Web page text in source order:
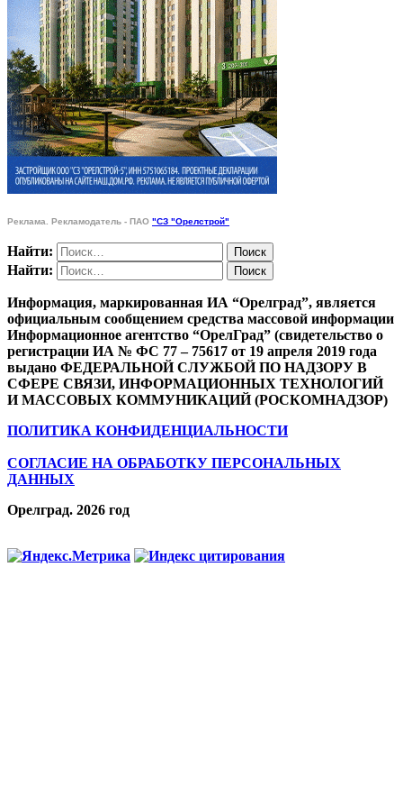
Реклама. Рекламодатель - ПАО "СЗ "Орелстрой"
Найти:
Найти:
Информация, маркированная ИА “Орелград”, является
официальным сообщением средства массовой информации
Информационное агентство “ОрелГрад” (свидетельство о
регистрации ИА № ФС 77 – 75617 от 19 апреля 2019 года
выдано ФЕДЕРАЛЬНОЙ СЛУЖБОЙ ПО НАДЗОРУ В
СФЕРЕ СВЯЗИ, ИНФОРМАЦИОННЫХ ТЕХНОЛОГИЙ
И МАССОВЫХ КОММУНИКАЦИЙ (РОСКОМНАДЗОР)
ПОЛИТИКА КОНФИДЕНЦИАЛЬНОСТИ
СОГЛАСИЕ НА ОБРАБОТКУ ПЕРСОНАЛЬНЫХ
ДАННЫХ
Орелград. 2026 год